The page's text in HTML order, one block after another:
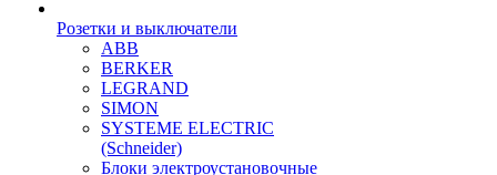
Розетки и выключатели
ABB
BERKER
LEGRAND
SIMON
SYSTEME ELECTRIC
(Schneider)
Блоки электроустановочные